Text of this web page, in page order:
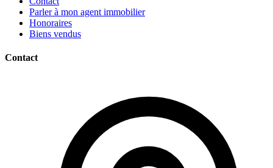
Parler à mon agent immobilier
Honoraires
Biens vendus
Contact